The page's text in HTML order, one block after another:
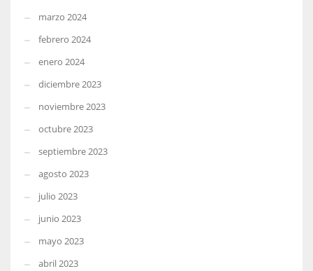
marzo 2024
febrero 2024
enero 2024
diciembre 2023
noviembre 2023
octubre 2023
septiembre 2023
agosto 2023
julio 2023
junio 2023
mayo 2023
abril 2023